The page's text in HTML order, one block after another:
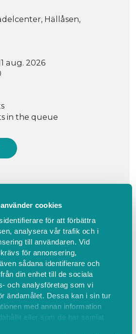
cookies
för att förbättra
analysera vår trafik och i
till användaren. Vid
för annonsering,
sådana identifierare och
din enhet till de sociala
och analysföretag som vi
ändamålet. Dessa kan i sin tur
med annan information
eller som de har samlat
Hällåsen,
aug. 2026
in the queue
för alla!
för hela kroppen,
på Styrka, Balans och
hela passet, föreningen
med olika motstånd.